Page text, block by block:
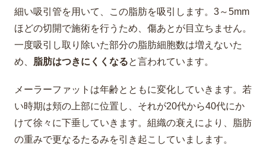
細い吸引管を用いて、この脂肪を吸引します。3～5mm
ほどの切開で施術を行うため、傷あとが目立ちません。
一度吸引し取り除いた部分の脂肪細胞数は増えないた
め、 脂肪はつきにくくなると言われています。
メーラーファットは年齢とともに変化していきます。若
い時期は頬の上部に位置し、それが20代から40代にか
けて徐々に下垂していきます。組織の衰えにより、脂肪
の重みで更なるたるみを引き起こしていまします。